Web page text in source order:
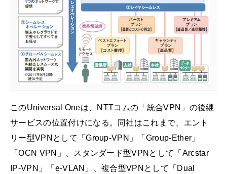
このUniversal Oneは、NTTコムの「統合VPN」の後継
サービスの位置付けになる。同社はこれまで、エント
リー型VPNとして「Group-VPN」「Group-Ether」
「OCN VPN」、スタンダード型VPNとして「Arcstar
IP-VPN」「e-VLAN」、複合型VPNとして「Dual